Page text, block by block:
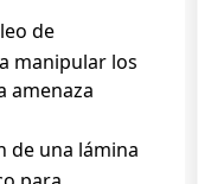
de
manipular los
amenaza
de una lámina